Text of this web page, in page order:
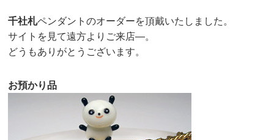
千社札ペンダントのオーダーを頂戴いたしました。
サイトを見て遠方よりご来店—。
どうもありがとうございます。
お預かり品